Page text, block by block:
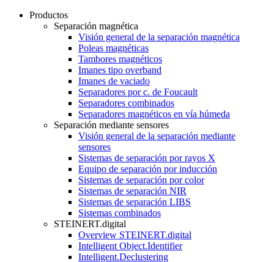
Productos
Separación magnética
Visión general de la separación magnética
Poleas magnéticas
Tambores magnéticos
Imanes tipo overband
Imanes de vaciado
Separadores por c. de Foucault
Separadores combinados
Separadores magnéticos en vía húmeda
Separación mediante sensores
Visión general de la separación mediante
sensores
Sistemas de separación por rayos X
Equipo de separación por inducción
Sistemas de separación por color
Sistemas de separación NIR
Sistemas de separación LIBS
Sistemas combinados
STEINERT.digital
Overview STEINERT.digital
Intelligent Object.Identifier
Intelligent.Declustering